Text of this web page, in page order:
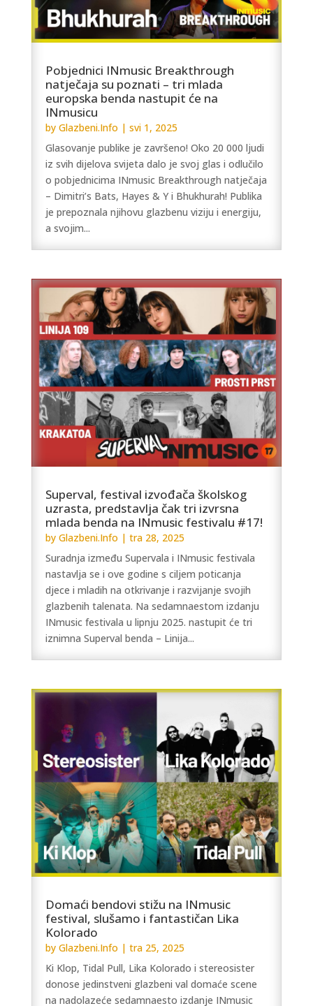
Pobjednici INmusic Breakthrough
natječaja su poznati – tri mlada
europska benda nastupit će na
INmusicu
by Glazbeni.Info | svi 1, 2025
Glasovanje publike je završeno! Oko 20 000 ljudi
iz svih dijelova svijeta dalo je svoj glas i odlučilo
o pobjednicima INmusic Breakthrough natječaja
– Dimitri’s Bats, Hayes & Y i Bhukhurah! Publika
je prepoznala njihovu glazbenu viziju i energiju,
a svojim...
Superval, festival izvođača školskog
uzrasta, predstavlja čak tri izvrsna
mlada benda na INmusic festivalu #17!
by Glazbeni.Info | tra 28, 2025
Suradnja između Supervala i INmusic festivala
nastavlja se i ove godine s ciljem poticanja
djece i mladih na otkrivanje i razvijanje svojih
glazbenih talenata. Na sedamnaestom izdanju
INmusic festivala u lipnju 2025. nastupit će tri
iznimna Superval benda – Linija...
Domaći bendovi stižu na INmusic
festival, slušamo i fantastičan Lika
Kolorado
by Glazbeni.Info | tra 25, 2025
Ki Klop, Tidal Pull, Lika Kolorado i stereosister
donose jedinstveni glazbeni val domaće scene
na nadolazeće sedamnaesto izdanje INmusic